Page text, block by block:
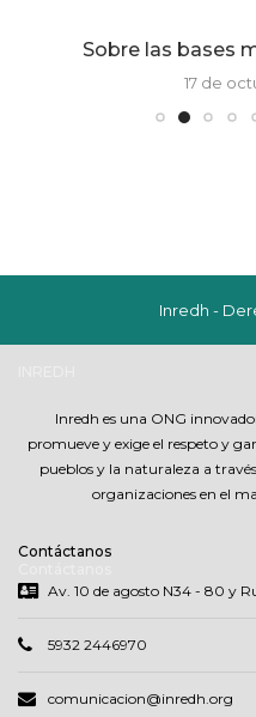
Sobre las bases
17 de
Inredh -
Inredh es una ONG
promueve y exige el respeto y
pueblos y la naturaleza a
organizaciones en el
Contáctanos
Av. 10 de agosto N34 - 80 y
5932 2446970
comunicacion@inredh.org